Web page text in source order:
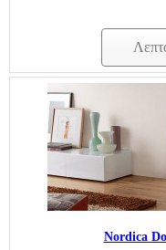
Nordica